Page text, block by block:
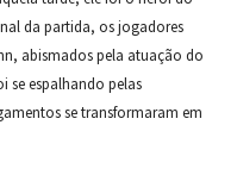
da partida, os jogadores
abismados pela atuação do
espalhando pelas
se transformaram em